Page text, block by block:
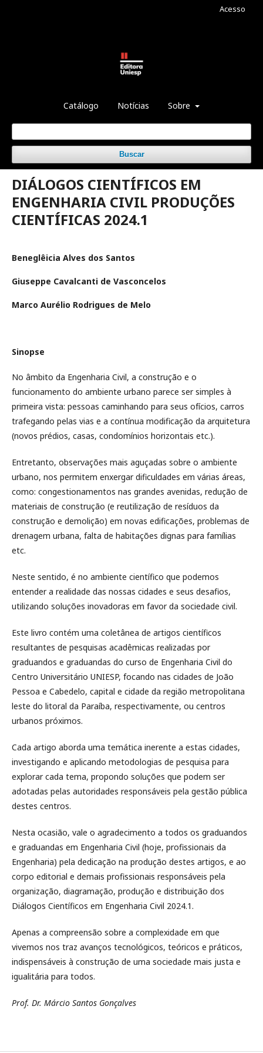
Catálogo Notícias Sobre
Buscar
Acesso
DIÁLOGOS CIENTÍFICOS EM
ENGENHARIA CIVIL PRODUÇÕES
CIENTÍFICAS 2024.1
Beneglêicia Alves dos Santos
Giuseppe Cavalcanti de Vasconcelos
Marco Aurélio Rodrigues de Melo
Sinopse
No âmbito da Engenharia Civil, a construção e o
funcionamento do ambiente urbano parece ser simples à
primeira vista: pessoas caminhando para seus ofícios, carros
trafegando pelas vias e a contínua modificação da arquitetura
(novos prédios, casas, condomínios horizontais etc.).
Entretanto, observações mais aguçadas sobre o ambiente
urbano, nos permitem enxergar dificuldades em várias áreas,
como: congestionamentos nas grandes avenidas, redução de
materiais de construção (e reutilização de resíduos da
construção e demolição) em novas edificações, problemas de
drenagem urbana, falta de habitações dignas para famílias
etc.
Neste sentido, é no ambiente científico que podemos
entender a realidade das nossas cidades e seus desafios,
utilizando soluções inovadoras em favor da sociedade civil.
Este livro contém uma coletânea de artigos científicos
resultantes de pesquisas acadêmicas realizadas por
graduandos e graduandas do curso de Engenharia Civil do
Centro Universitário UNIESP, focando nas cidades de João
Pessoa e Cabedelo, capital e cidade da região metropolitana
leste do litoral da Paraíba, respectivamente, ou centros
urbanos próximos.
Cada artigo aborda uma temática inerente a estas cidades,
investigando e aplicando metodologias de pesquisa para
explorar cada tema, propondo soluções que podem ser
adotadas pelas autoridades responsáveis pela gestão pública
destes centros.
Nesta ocasião, vale o agradecimento a todos os graduandos
e graduandas em Engenharia Civil (hoje, profissionais da
Engenharia) pela dedicação na produção destes artigos, e ao
corpo editorial e demais profissionais responsáveis pela
organização, diagramação, produção e distribuição dos
Diálogos Científicos em Engenharia Civil 2024.1.
Apenas a compreensão sobre a complexidade em que
vivemos nos traz avanços tecnológicos, teóricos e práticos,
indispensáveis à construção de uma sociedade mais justa e
igualitária para todos.
Prof. Dr. Márcio Santos Gonçalves